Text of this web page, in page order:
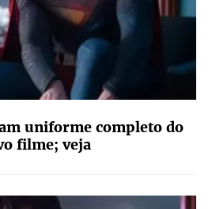
uniforme completo do
filme; veja